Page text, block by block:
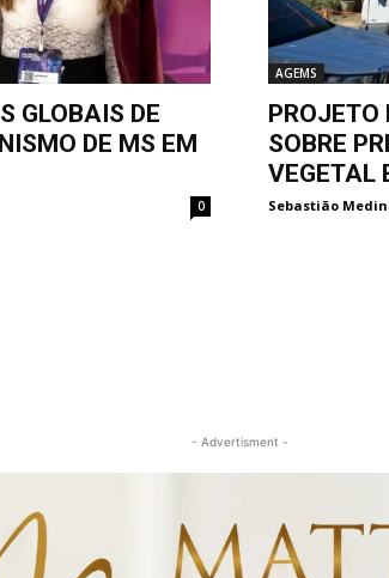
GLOBAIS DE
DE MS EM
0
AGEMS
PROJETO
SOBRE
VEGETAL
Sebastião
- Advertisment -